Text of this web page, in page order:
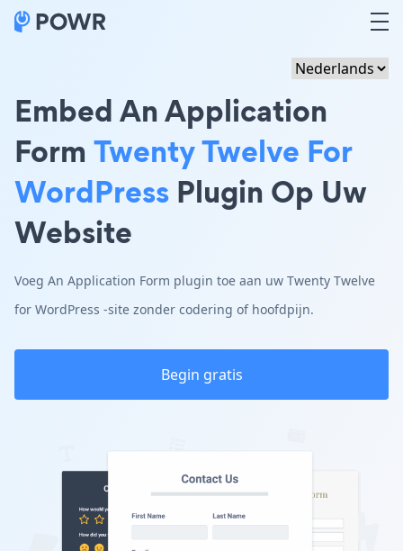
Embed An Application
Form Twenty Twelve For
WordPress Plugin Op Uw
Website
Voeg An Application Form plugin toe aan uw Twenty Twelve
for WordPress -site zonder codering of hoofdpijn.
Begin gratis